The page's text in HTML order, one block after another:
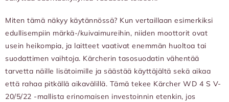
Miten tämä näkyy käytännössä? Kun vertaillaan esimerkiksi
edullisempiin märkä-/kuivaimureihin, niiden moottorit ovat
usein heikompia, ja laitteet vaativat enemmän huoltoa tai
suodattimen vaihtoja. Kärcherin tasosuodatin vähentää
tarvetta näille lisätoimille ja säästää käyttäjältä sekä aikaa
että rahaa pitkällä aikavälillä. Tämä tekee Kärcher WD 4 S V-
20/5/22 -mallista erinomaisen investoinnin etenkin, jos